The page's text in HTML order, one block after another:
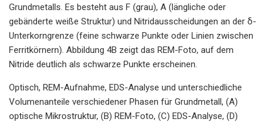
Grundmetalls. Es besteht aus F (grau), A (längliche oder
gebänderte weiße Struktur) und Nitridausscheidungen an der δ-
Unterkorngrenze (feine schwarze Punkte oder Linien zwischen
Ferritkörnern). Abbildung 4B zeigt das REM-Foto, auf dem
Nitride deutlich als schwarze Punkte erscheinen.
Optisch, REM-Aufnahme, EDS-Analyse und unterschiedliche
Volumenanteile verschiedener Phasen für Grundmetall, (A)
optische Mikrostruktur, (B) REM-Foto, (C) EDS-Analyse, (D)